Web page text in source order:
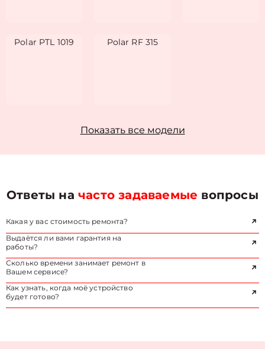
Polar PTL 1019 Polar RF 315
Показать все модели
Ответы начасто задаваемые вопросы
Какая у вас стоимость ремонта?
Выдаётся ли вами гарантия на
работы?
Сколько времени занимает ремонт в
Вашем сервисе?
Как узнать, когда моё устройство
будет готово?